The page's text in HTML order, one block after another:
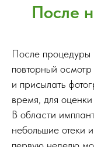
После
После процедуры
повторный
и присылать
время, для оценки
В области
небольшие отеки